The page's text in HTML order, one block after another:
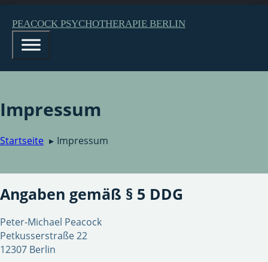
PEACOCK PSYCHOTHERAPIE BERLIN
Impressum
Startseite Impressum
Angaben gemäß § 5 DDG
Peter-Michael Peacock
Petkusserstraße 22
12307 Berlin